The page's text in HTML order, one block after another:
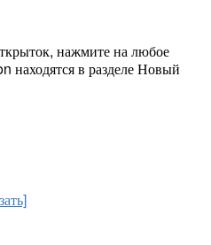
нажмите на любое
находятся в разделе Новый